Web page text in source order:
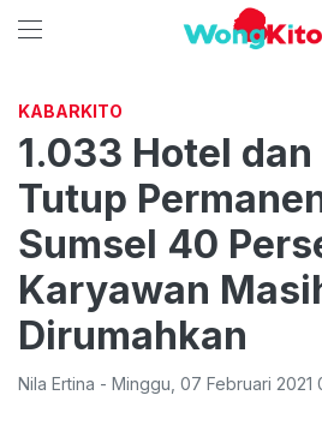
KABARKITO
1.033 Hotel
Tutup
Sumsel 40
Karyawan
Dirumahkan
Nila Ertina - Minggu 07 Februari 2021